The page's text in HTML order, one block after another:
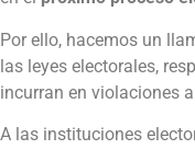
Por ello, hacemos un
las leyes electorales,
incurran en violaciones
A las instituciones